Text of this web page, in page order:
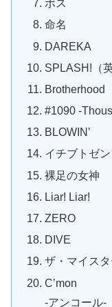
ボス
命名
DAREKA
SPLASH!（
Brotherhood
#1090 -
BLOWIN’
イチブトゼ
裸足の女神
Liar! Liar!
ZERO
DIVE
ザ・マイスタ
C’mon
-アンコール-